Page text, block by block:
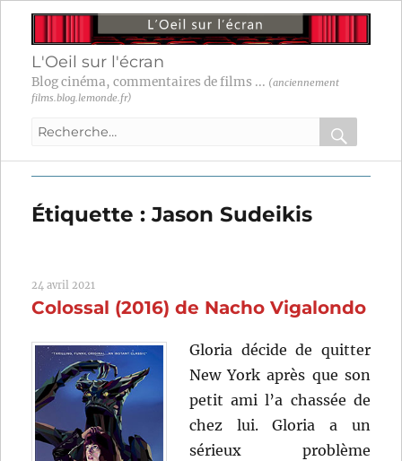
L'Oeil sur l'écran
Blog cinéma, commentaires de films ... (anciennement
films.blog.lemonde.fr)
Recherche
:
OK
Étiquette :Jason Sudeikis
24 avril 2021
Colossal (2016) de Nacho Vigalondo
Gloria décide de quitter
New York après que son
petit ami l’a chassée de
chez lui. Gloria a un
sérieux problème